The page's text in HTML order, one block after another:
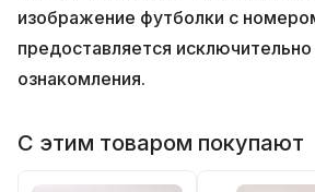
изображение футболки с
предоставляется
ознакомления.
С этим товаром покупают